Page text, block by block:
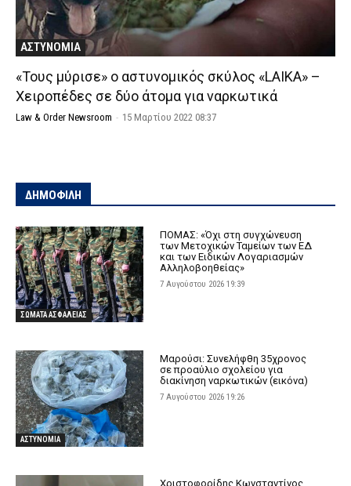
ΑΣΤΥΝΟΜΙΑ
«Τους μύρισε» ο αστυνομικός σκύλος «LAIKA» –
Χειροπέδες σε δύο άτομα για ναρκωτικά
Law & Order Newsroom - 15 Μαρτίου 2022 08:37
ΔΗΜΟΦΙΛΗ
ΣΩΜΑΤΑ ΑΣΦΑΛΕΙΑΣ
ΠΟΜΑΣ: «Όχι στη συγχώνευση
των Μετοχικών Ταμείων των ΕΔ
και των Ειδικών Λογαριασμών
Αλληλοβοηθείας»
7 Αυγούστου 2026 19:39
ΑΣΤΥΝΟΜΙΑ
Μαρούσι: Συνελήφθη 35χρονος
σε προαύλιο σχολείου για
διακίνηση ναρκωτικών (εικόνα)
7 Αυγούστου 2026 19:26
Χριστοφορίδης Κωνσταντίνος